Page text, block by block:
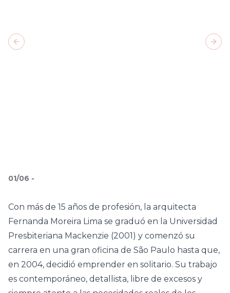
01/06 -
Previous slide
Con más de 15 años de profesión, la arquitecta
Fernanda Moreira Lima se graduó en la Universidad
Presbiteriana Mackenzie (2001) y comenzó su
carrera en una gran oficina de São Paulo hasta que,
en 2004, decidió emprender en solitario. Su trabajo
es contemporáneo, detallista, libre de excesos y